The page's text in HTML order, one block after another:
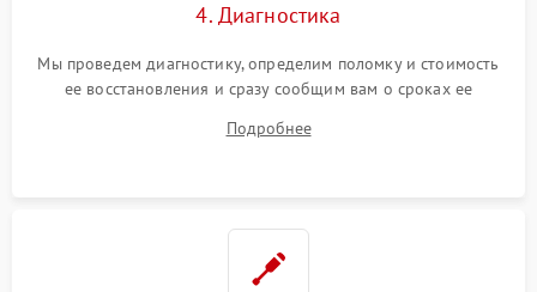
4. Диагностика
Мы проведем диагностику, определим поломку и стоимость
ее восстановления и сразу сообщим вам о сроках ее
Подробнее